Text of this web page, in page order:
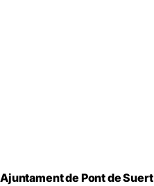
Ajuntament de Pont de Suert